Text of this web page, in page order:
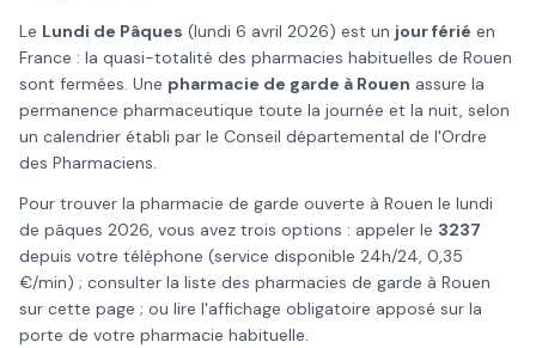
Le Lundi de Pâques (lundi 6 avril 2026) est un jour férié en
France : la quasi-totalité des pharmacies habituelles de Rouen
sont fermées. Une pharmacie de garde à Rouen assure la
permanence pharmaceutique toute la journée et la nuit, selon
un calendrier établi par le Conseil départemental de l'Ordre
des Pharmaciens.
Pour trouver la pharmacie de garde ouverte à Rouen le lundi
de pâques 2026, vous avez trois options : appeler le 3237
depuis votre téléphone (service disponible 24h/24, 0,35
€/min) ; consulter la liste des pharmacies de garde à Rouen
sur cette page ; ou lire l'affichage obligatoire apposé sur la
porte de votre pharmacie habituelle.